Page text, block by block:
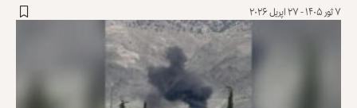
۷ ثور ۱۴۰۵ - ۲۷ اپریل ۲۰۲۶